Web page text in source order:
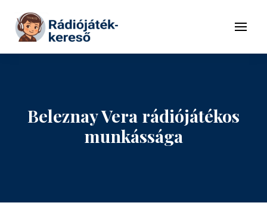
Tovább a tartalomhoz
Menü
Beleznay Vera rádiójátékos
munkássága